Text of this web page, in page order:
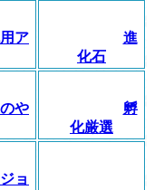
ア
進
化石
や
孵
化厳選
ョ